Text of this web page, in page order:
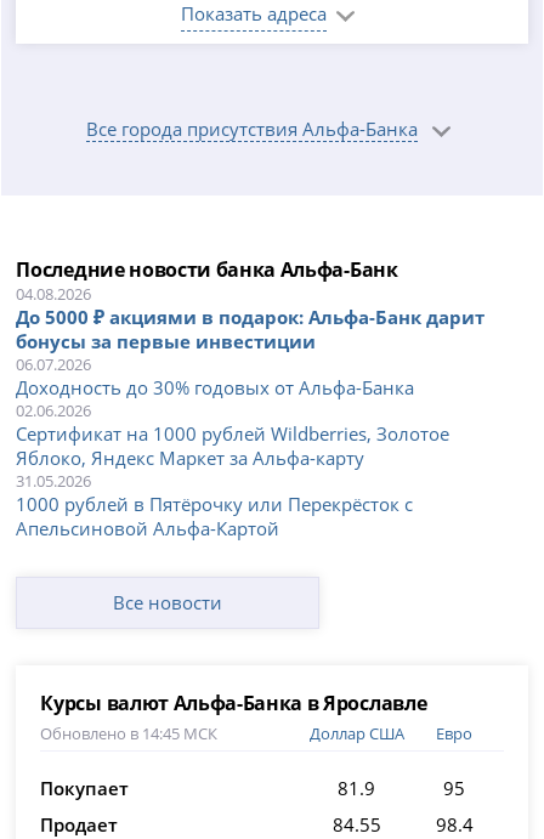
Показать адреса
Все города присутствия Альфа-Банка
Последние новости банка Альфа-Банк
04.08.2026
До 5000 ₽ акциями в подарок: Альфа-Банк дарит
бонусы за первые инвестиции
06.07.2026
Доходность до 30% годовых от Альфа-Банка
02.06.2026
Сертификат на 1000 рублей Wildberries, Золотое
Яблоко, Яндекс Маркет за Альфа-карту
31.05.2026
1000 рублей в Пятёрочку или Перекрёсток с
Апельсиновой Альфа-Картой
Все новости
Курсы валют Альфа-Банка в Ярославле
Обновлено в 14:45 МСК Доллар США Евро
Покупает 81.9
95
Продает
84.55
98.4